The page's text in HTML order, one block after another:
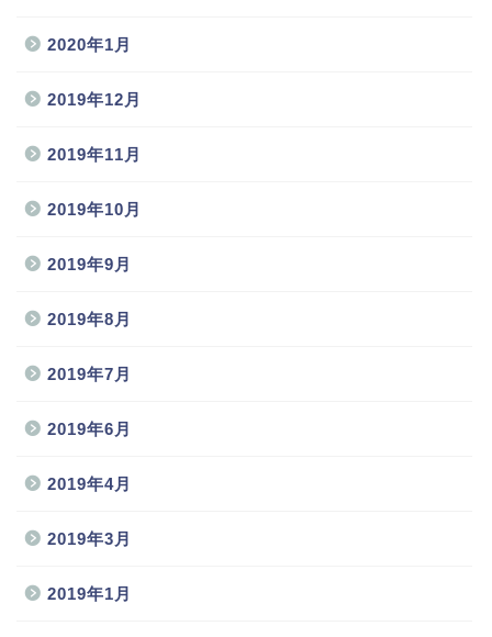
2020年1月
2019年12月
2019年11月
2019年10月
2019年9月
2019年8月
2019年7月
2019年6月
2019年4月
2019年3月
2019年1月